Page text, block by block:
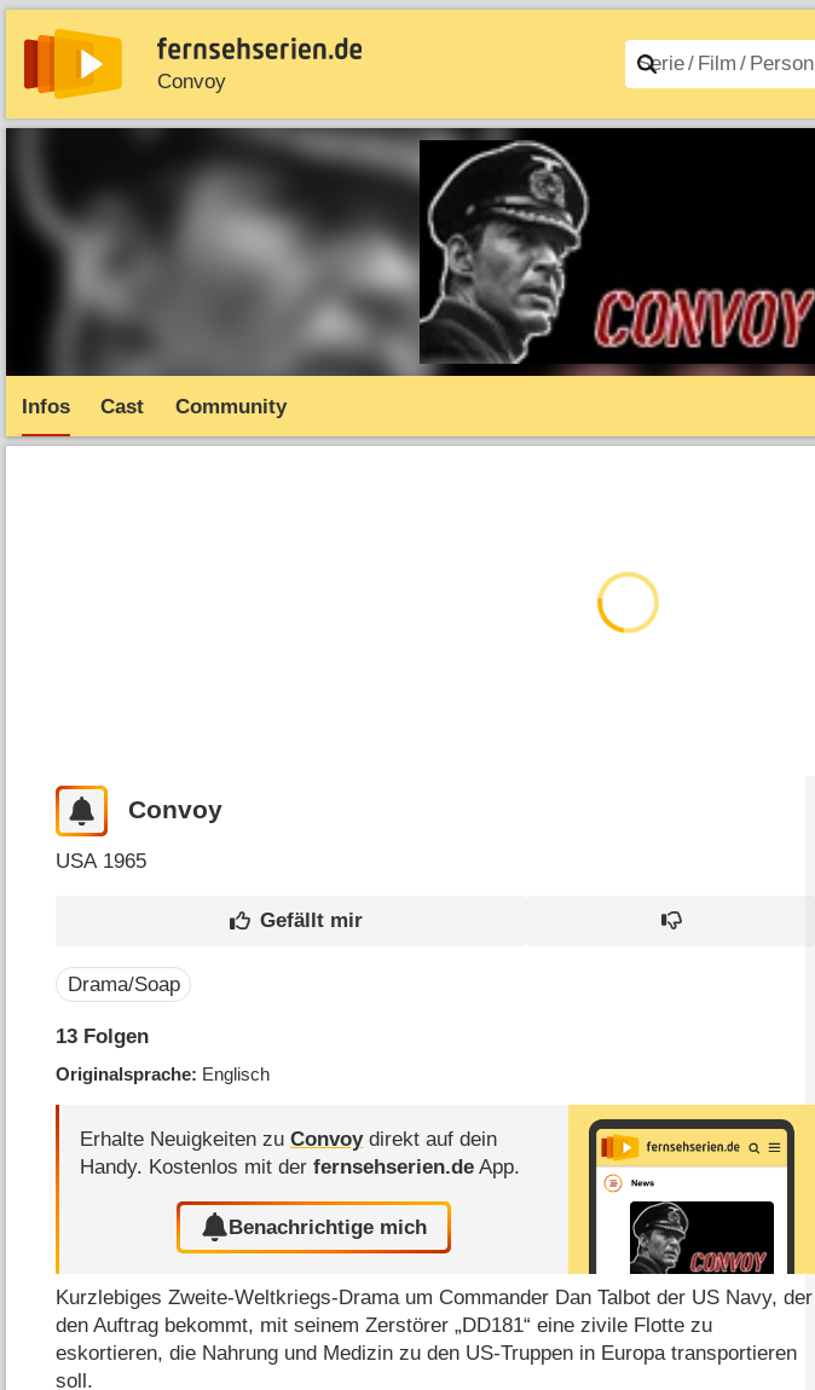
Convoy
News Entdecken Filme A–Z
Infos Cast Community
Convoy
USA 1965
Drama/Soap
13 Folgen
Originalsprache Englisch
Erhalte Neuigkeiten zuConvoydirekt auf dein
Handy. Kostenlos mit derfernsehserien.de App.
Benachrichtige mich
Kurzlebiges Zweite-Weltkriegs-Drama um Commander Dan Talbot der US Navy, der
den Auftrag bekommt, mit seinem Zerstörer „DD181“ eine zivile Flotte zu
eskortieren, die Nahrung und Medizin zu den US-Truppen in Europa transportieren
soll.